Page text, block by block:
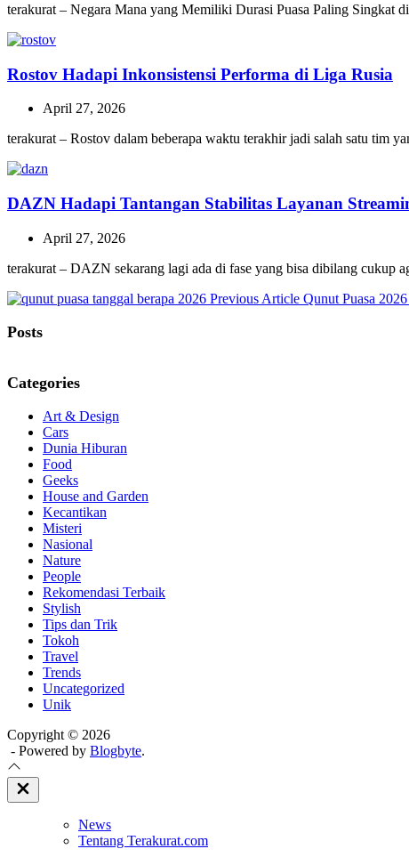
terakurat – Negara Mana yang Memiliki Durasi Puasa Paling Singkat
Rostov Hadapi Inkonsistensi Performa di Liga Rusia
April 27, 2026
terakurat – Rostov dalam beberapa waktu terakhir jadi salah satu tim
DAZN Hadapi Tantangan Stabilitas Layanan
April 27, 2026
terakurat – DAZN sekarang lagi ada di fase yang bisa dibilang cukup
Previous Article Previous
Qunut Puasa
Posts
Categories
Art & Design
Cars
Dunia Hiburan
Food
Geeks
House and Garden
Kecantikan
Misteri
Nasional
Nature
People
Rekomendasi Terbaik
Stylish
Tips dan Trik
Tokoh
Travel
Trends
Uncategorized
Unik
Copyright © 2026
- Powered by Blogbyte.
Close
Off
News
Tentang Terakurat.com